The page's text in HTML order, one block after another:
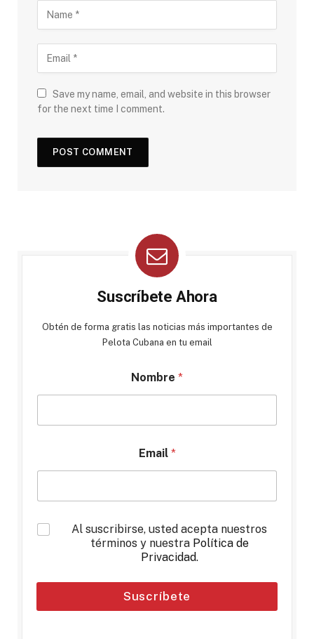
Save my name, email, and website in this browser
for the next time I comment.
Suscríbete Ahora
Obtén de forma gratis las noticias más importantes de
Pelota Cubana en tu email
Nombre *
Email *
*
Al suscribirse, usted acepta nuestros
términos y nuestra Política de
Privacidad.
Suscríbete